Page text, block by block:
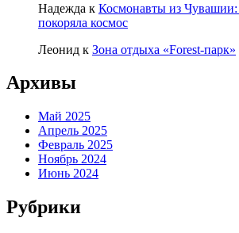
Надежда к Космонавты из Чувашии:
покоряла космос
Леонид к Зона отдыха «Forest-парк»
Архивы
Май 2025
Апрель 2025
Февраль 2025
Ноябрь 2024
Июнь 2024
Рубрики